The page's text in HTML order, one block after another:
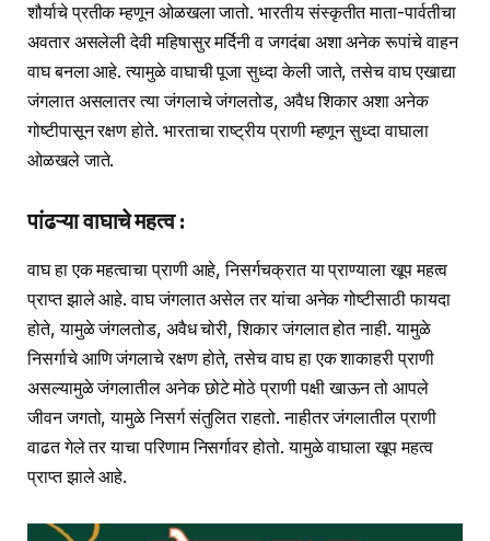
शौर्याचे प्रतीक म्हणून ओळखला जातो. भारतीय संस्कृतीत माता-पार्वतीचा
अवतार असलेली देवी महिषासुर मर्दिनी व जगदंबा अशा अनेक रूपांचे वाहन
वाघ बनला आहे. त्यामुळे वाघाची पूजा सुध्दा केली जाते, तसेच वाघ एखाद्या
जंगलात असलातर त्या जंगलाचे जंगलतोड, अवैध शिकार अशा अनेक
गोष्टीपासून रक्षण होते. भारताचा राष्ट्रीय प्राणी म्हणून सुध्दा वाघाला
ओळखले जाते.
पांढऱ्या वाघाचे महत्व :
वाघ हा एक महत्वाचा प्राणी आहे, निसर्गचक्रात या प्राण्याला खूप महत्व
प्राप्त झाले आहे. वाघ जंगलात असेल तर यांचा अनेक गोष्टीसाठी फायदा
होते, यामुळे जंगलतोड, अवैध चोरी, शिकार जंगलात होत नाही. यामुळे
निसर्गाचे आणि जंगलाचे रक्षण होते, तसेच वाघ हा एक शाकाहरी प्राणी
असल्यामुळे जंगलातील अनेक छोटे मोठे प्राणी पक्षी खाऊन तो आपले
जीवन जगतो, यामुळे निसर्ग संतुलित राहतो. नाहीतर जंगलातील प्राणी
वाढत गेले तर याचा परिणाम निसर्गावर होतो. यामुळे वाघाला खूप महत्व
प्राप्त झाले आहे.